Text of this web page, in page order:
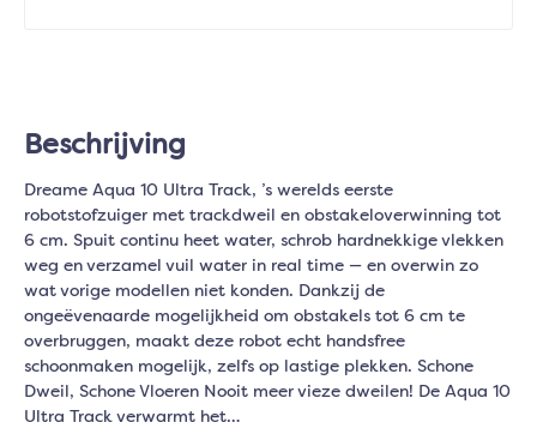
Beschrijving
Dreame Aqua 10 Ultra Track, ’s werelds eerste
robotstofzuiger met trackdweil en obstakeloverwinning tot
6 cm. Spuit continu heet water, schrob hardnekkige vlekken
weg en verzamel vuil water in real time — en overwin zo
wat vorige modellen niet konden. Dankzij de
ongeëvenaarde mogelijkheid om obstakels tot 6 cm te
overbruggen, maakt deze robot echt handsfree
schoonmaken mogelijk, zelfs op lastige plekken. Schone
Dweil, Schone Vloeren Nooit meer vieze dweilen! De Aqua 10
Ultra Track verwarmt het…